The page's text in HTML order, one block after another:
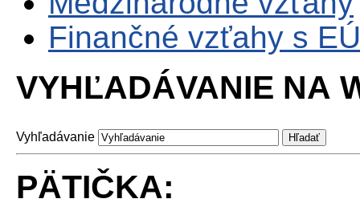
Finančné vzťahy s EÚ
VYHĽADÁVANIE NA
Vyhľadávanie
PÄTIČKA: